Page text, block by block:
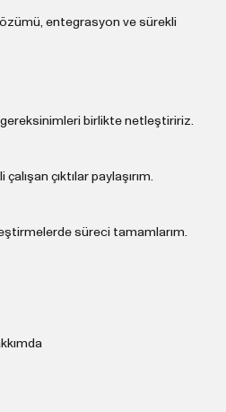
entegrasyon ve sürekli
gereksinimleri birlikte netleştiririz.
çıktılar paylaşırım.
süreci tamamlarım.